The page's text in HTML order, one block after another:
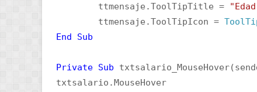
ttmensaje.ToolTipTitle =
ttmensaje.ToolTipIcon =
End
Sub
Private Sub
txtsalario.MouseHover